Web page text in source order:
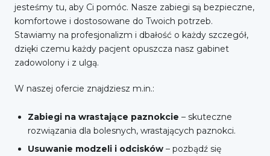
jesteśmy tu, aby Ci pomóc. Nasze zabiegi są bezpieczne,
komfortowe i dostosowane do Twoich potrzeb.
Stawiamy na profesjonalizm i dbałość o każdy szczegół,
dzięki czemu każdy pacjent opuszcza nasz gabinet
zadowolony i z ulgą.
W naszej ofercie znajdziesz m.in.:
Zabiegi na wrastające paznokcie – skuteczne
rozwiązania dla bolesnych, wrastających paznokci.
Usuwanie modzeli i odcisków – pozbądź się